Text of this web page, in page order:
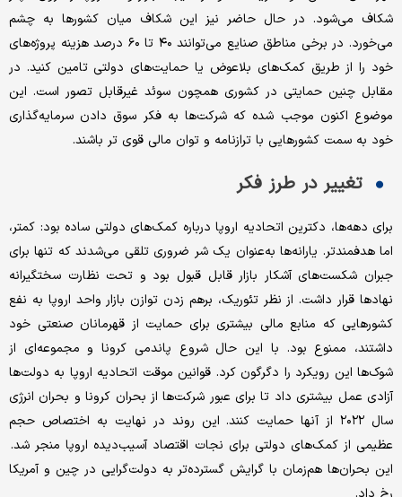
شکاف می‌شود. در حال حاضر نیز این شکاف میان کشورها به چشم
می‌خورد. در برخی مناطق صنایع می‌توانند ۴۰ تا ۶۰ درصد هزینه پروژه‌های
خود را از طریق کمک‌های بلاعوض یا حمایت‌های دولتی تامین کنید. در
مقابل چنین حمایتی در کشوری همچون سوئد غیرقابل تصور است. این
موضوع اکنون موجب شده که شرکت‌ها به فکر سوق دادن سرمایه‌گذاری
خود به سمت کشورهایی با ترازنامه و توان مالی قوی تر باشند.
تغییر در طرز فکر
برای دهه‌ها، دکترین اتحادیه اروپا درباره کمک‌های دولتی ساده بود: کمتر،
اما هدفمندتر. یارانه‌ها به‌عنوان یک شر ضروری تلقی می‌شدند که تنها برای
جبران شکست‌های آشکار بازار قابل قبول بود و تحت نظارت سختگیرانه
نهادها قرار داشت. از نظر تئوریک، برهم زدن توازن بازار واحد اروپا به نفع
کشورهایی که منابع مالی بیشتری برای حمایت از قهرمانان صنعتی خود
داشتند، ممنوع بود. با این حال شروع پاندمی کرونا و مجموعه‌ای از
شوک‌ها این رویکرد را دگرگون کرد. قوانین موقت اتحادیه اروپا به دولت‌ها
آزادی عمل بیشتری داد تا برای عبور شرکت‌ها از بحران کرونا و بحران انرژی
سال ۲۰۲۲ از آنها حمایت کنند. این روند در نهایت به اختصاص حجم
عظیمی از کمک‌های دولتی برای نجات اقتصاد آسیب‌دیده اروپا منجر شد.
این بحران‌ها هم‌زمان با گرایش گسترده‌تر به دولت‌گرایی در چین و آمریکا